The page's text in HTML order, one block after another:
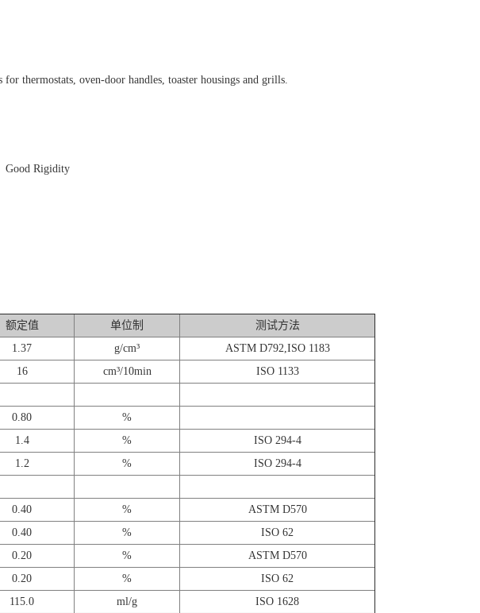
thermostats, oven-door handles, toaster housings and grills.
Good Rigidity
额定值 单位制
测试方法
1.37 g/cm³
ASTM D792,ISO 1183
16 cm³/10min
ISO 1133
0.80
%
1.4 %
ISO 294-4
1.2 %
ISO 294-4
0.40 %
ASTM D570
0.40 %
ISO 62
0.20 %
ASTM D570
0.20 %
ISO 62
115.0 ml/g
ISO 1628